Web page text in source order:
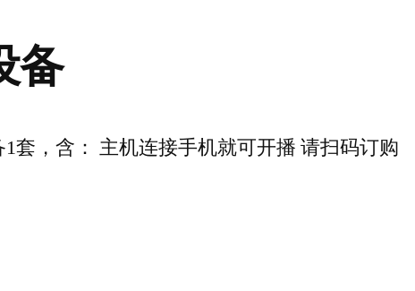
备
1套，含： 主机连接手机就可开播 请扫码订购